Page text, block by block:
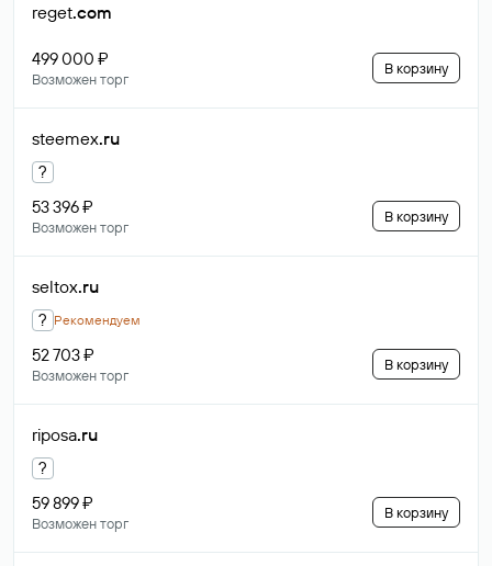
reget.com
499 000 ₽
Возможен торг
В корзину
steemex.ru
?
53 396 ₽
Возможен торг
В корзину
seltox.ru
? Рекомендуем
52 703 ₽
Возможен торг
В корзину
riposa.ru
?
59 899 ₽
Возможен торг
В корзину